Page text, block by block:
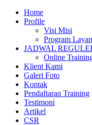
Home
Profile
Visi Misi
Program
JADWAL
Online
Klient Kami
Galeri Foto
Kontak
Pendaftaran Training
Testimoni
Artikel
CSR